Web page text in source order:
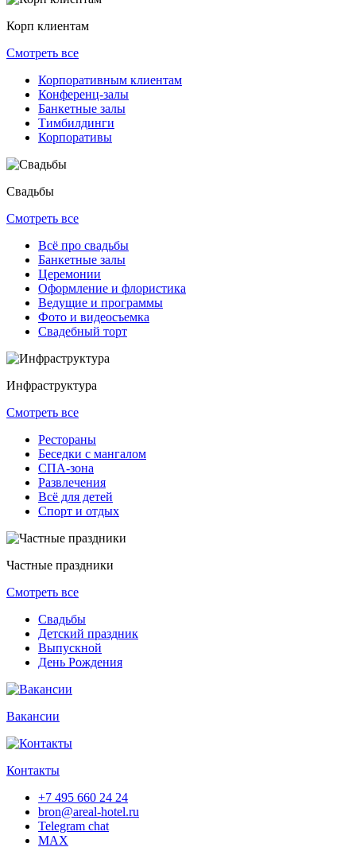
Корп клиентам
Смотреть все
Корпоративным клиентам
Конференц-залы
Банкетные залы
Тимбилдинги
Корпоративы
Свадьбы
Смотреть все
Всё про свадьбы
Банкетные залы
Церемонии
Оформление и флористика
Ведущие и программы
Фото и видеосъемка
Свадебный торт
Инфраструктура
Смотреть все
Рестораны
Беседки с мангалом
СПА-зона
Развлечения
Всё для детей
Спорт и отдых
Частные праздники
Смотреть все
Свадьбы
Детский праздник
Выпускной
День Рождения
Вакансии
Контакты
+7 495 660 24 24
bron@areal-hotel.ru
Telegram chat
MAX